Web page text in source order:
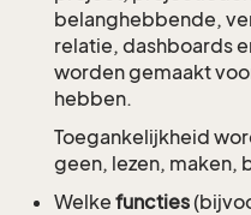
belanghebbende,
relatie, dashboards
worden gemaakt
hebben.
Toegankelijkheid
geen, lezen, maken,
Welke functies